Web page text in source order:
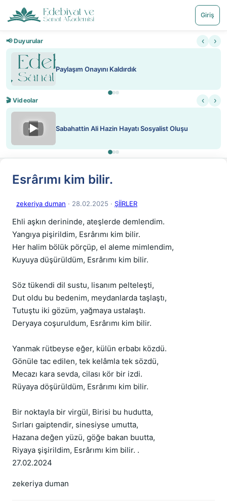
Giriş
📢 Duyurular ‹ ›
Paylaşım Onayını Kaldırdık
🎬 Videolar ‹ ›
▶ Sabahattin Ali Hazin Hayatı Sosyalist Oluşu
Esrârımı kim bilir.
zekeriya duman · 28.02.2025 · ŞİİRLER
Ehli aşkın derininde, ateşlerde demlendim.
Yangıya pişirildim, Esrârımı kim bilir.
Her halim bölük pörçüp, el aleme mimlendim,
Kuyuya düşürüldüm, Esrârımı kim bilir.
Söz tükendi dil sustu, lisanım pelteleşti,
Dut oldu bu bedenim, meydanlarda taşlaştı,
Tutuştu iki gözüm, yağmaya ustalaştı.
Deryaya coşuruldum, Esrârımı kim bilir.
Yanmak rütbeyse eğer, külün erbabı közdü.
Gönüle tac edilen, tek kelâmla tek sözdü,
Mecazı kara sevda, cilası kör bir izdi.
Rüyaya döşürüldüm, Esrârımı kim bilir.
Bir noktayla bir virgül, Birisi bu hudutta,
Sırları gaiptendir, sinesiyse umutta,
Hazana değen yüzü, göğe bakan buutta,
Riyaya şişirildim, Esrârımı kim bilir. .
27.02.2024
zekeriya duman